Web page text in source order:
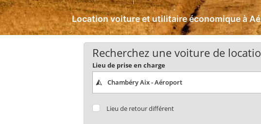
Location voiture et utilitaire économique à
Recherchez une voiture de
Lieu de prise en charge
Lieu de retour différent